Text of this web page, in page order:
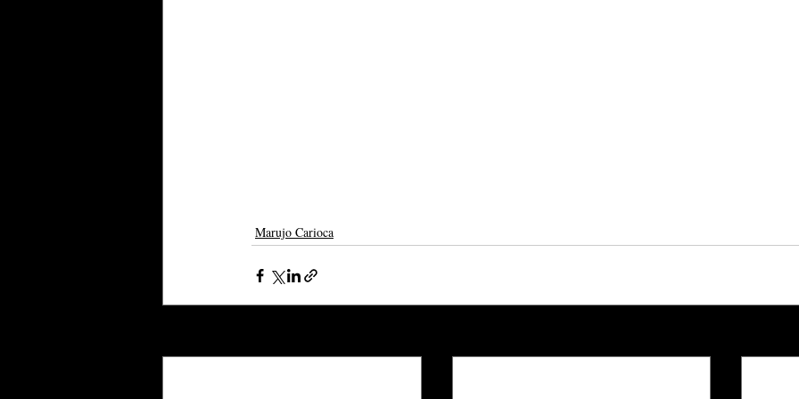
Marujo Carioca